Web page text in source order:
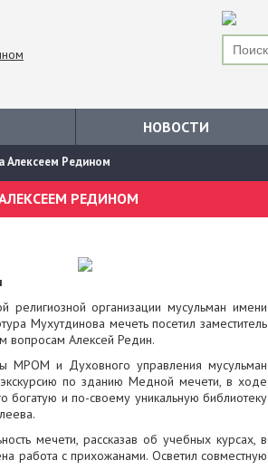
НОВОСТИ
Алексеем Редином
РЕДИНОМ
организации мусульман имени
Мухутдинова мечеть посетил заместитель
вопросам Алексей Редин.
МРОМ и Духовного управления мусульман
экскурсию по зданию Медной мечети, в ходе
богатую и по-своему уникальную библиотеку
мечети, рассказав об учебных курсах, в
работа с прихожанами. Осветил совместную